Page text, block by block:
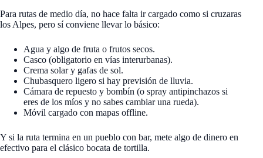
Para rutas de medio día, no hace falta ir cargado como si cruzaras
los Alpes, pero sí conviene llevar lo básico:
Agua y algo de fruta o frutos secos.
Casco (obligatorio en vías interurbanas).
Crema solar y gafas de sol.
Chubasquero ligero si hay previsión de lluvia.
Cámara de repuesto y bombín (o spray antipinchazos si
eres de los míos y no sabes cambiar una rueda).
Móvil cargado con mapas offline.
Y si la ruta termina en un pueblo con bar, mete algo de dinero en
efectivo para el clásico bocata de tortilla.